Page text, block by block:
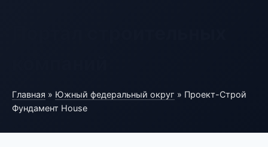
Главная » Южный федеральный округ » Проект-Строй
Фундамент House